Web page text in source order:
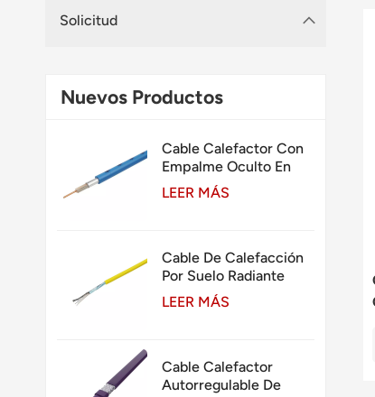
Solicitud
Nuevos Productos
Cable Calefactor Con
Empalme Oculto En
Losa De Un Solo
Conductor
LEER MÁS
Cable De Calefacción
Por Suelo Radiante
Calefacción Bajo
Baldosas
LEER MÁS
Cable Calefactor
Autorregulable De